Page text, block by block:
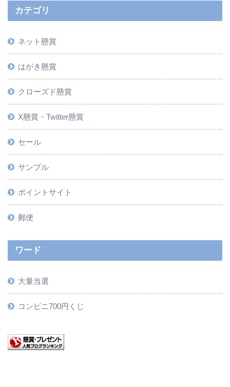
カテゴリ
ネット懸賞
はがき懸賞
クローズド懸賞
X懸賞・Twitter懸賞
セール
サンプル
ポイントサイト
郵便
ワード
大量当選
コンビニ700円くじ